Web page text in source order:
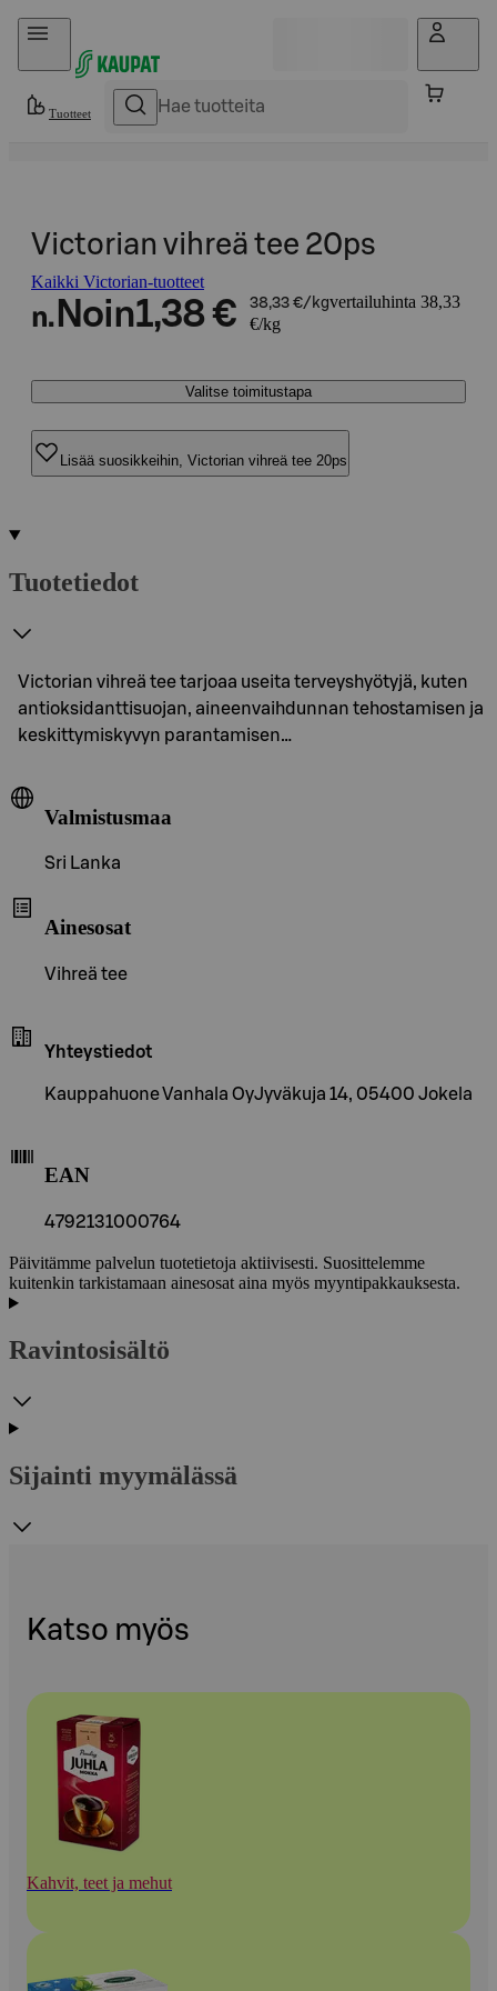
Hyppää sisältöön
Tuotteet
Victorian vihreä tee 20ps
Kaikki Victorian-tuotteet
n. Noin1,38 € 38,33 €/kgvertailuhinta 38,33
€/kg
Valitse toimitustapa
Lisää suosikkeihin, Victorian vihreä tee 20ps
Tuotetiedot
Victorian vihreä tee tarjoaa useita terveyshyötyjä, kuten
antioksidanttisuojan, aineenvaihdunnan tehostamisen ja
keskittymiskyvyn parantamisen…
Valmistusmaa
Sri Lanka
Ainesosat
Vihreä tee
Yhteystiedot
Kauppahuone Vanhala OyJyväkuja 14, 05400 Jokela
EAN
4792131000764
Päivitämme palvelun tuotetietoja aktiivisesti. Suosittelemme
kuitenkin tarkistamaan ainesosat aina myös myyntipakkauksesta.
Ravintosisältö
Sijainti myymälässä
Katso myös
Kahvit, teet ja mehut